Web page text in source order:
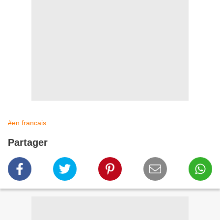
#en francais
Partager